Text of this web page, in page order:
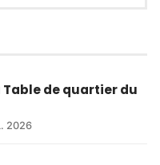
Table de quartier du
2026